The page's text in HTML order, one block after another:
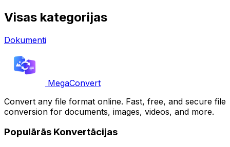
Visas kategorijas
Dokumenti
MegaConvert
Convert any file format online. Fast, free, and secure file
conversion for documents, images, videos, and more.
Populārās Konvertācijas